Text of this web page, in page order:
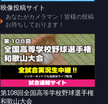
映像投稿サイト
あなたがカメラマン！皆様の投稿
お待ちしております！
第108回全国高等学校野球選手権
和歌山大会